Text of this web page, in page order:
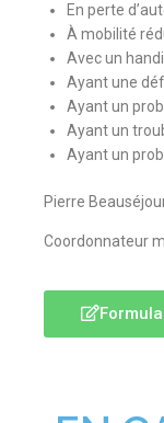
En perte
À mobilité
Avec un
Ayant une
Ayant un
Ayant un
Ayant un
Pierre
Coordonnateur